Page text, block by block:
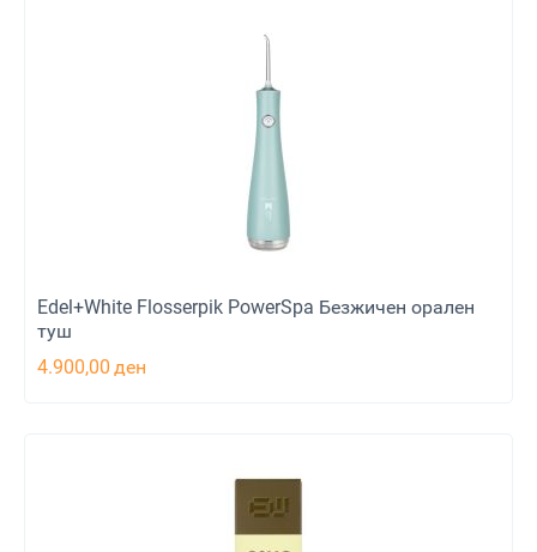
Edel+White Flosserpik PowerSpa Безжичен орален
туш
4.900,00 ден